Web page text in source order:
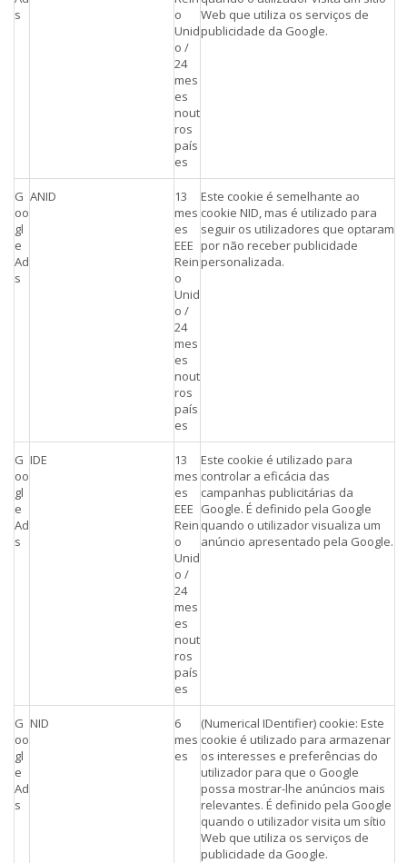
s
o
Unid
o /
24
mes
es
nout
ros
país
es
Web que utiliza os serviços de
publicidade da Google.
G
oo
gl
e
Ad
s
ANID
13
mes
es
EEE
Rein
o
Unid
o /
24
mes
es
nout
ros
país
es
Este cookie é semelhante ao
cookie NID, mas é utilizado para
seguir os utilizadores que optaram
por não receber publicidade
personalizada.
G
oo
gl
e
Ad
s
IDE
13
mes
es
EEE
Rein
o
Unid
o /
24
mes
es
nout
ros
país
es
Este cookie é utilizado para
controlar a eficácia das
campanhas publicitárias da
Google. É definido pela Google
quando o utilizador visualiza um
anúncio apresentado pela Google.
G
oo
gl
e
Ad
s
NID
6
mes
es
(Numerical IDentifier) cookie: Este
cookie é utilizado para armazenar
os interesses e preferências do
utilizador para que o Google
possa mostrar-lhe anúncios mais
relevantes. É definido pela Google
quando o utilizador visita um sítio
Web que utiliza os serviços de
publicidade da Google.